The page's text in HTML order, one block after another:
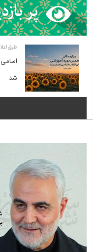
طبق
اسامی
شد